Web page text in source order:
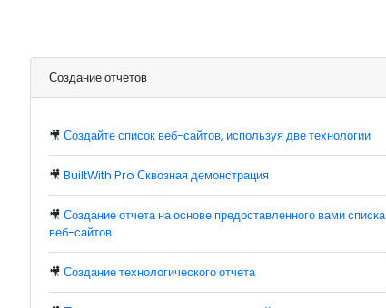
Создание отчетов
🎥 Создайте список веб-сайтов, используя две технологии
🎥 BuiltWith Pro Сквозная демонстрация
🎥 Создание отчета на основе предоставленного вами списка
веб-сайтов
🎥 Создание технологического отчета